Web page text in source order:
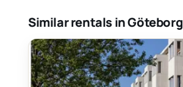
Similar rentals in Göteborg